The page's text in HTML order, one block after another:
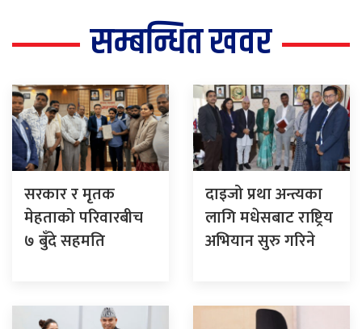
सम्बन्धित खवर
सरकार र मृतक
मेहताको परिवारबीच
७ बुँदे सहमति
दाइजो प्रथा अन्त्यका
लागि मधेसबाट राष्ट्रिय
अभियान सुरु गरिने